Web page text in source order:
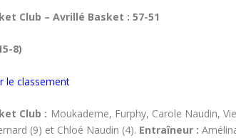
Club – Avrillé Basket : 57-51
8)
le classement
Club : Moukademe, Furphy, Carole Naudin,
(9) et Chloé Naudin (4). Entraîneur :